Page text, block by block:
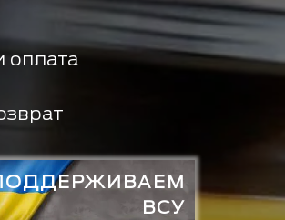
оплата
ВСУ